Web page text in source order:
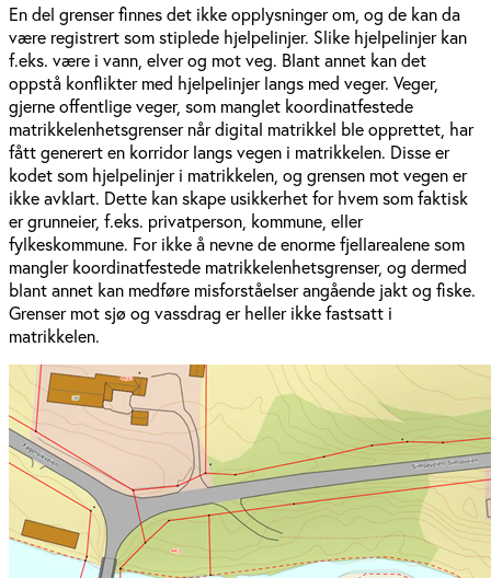
En del grenser finnes det ikke opplysninger om, og de kan da
være registrert som stiplede hjelpelinjer. Slike hjelpelinjer kan
f.eks. være i vann, elver og mot veg. Blant annet kan det
oppstå konflikter med hjelpelinjer langs med veger. Veger,
gjerne offentlige veger, som manglet koordinatfestede
matrikkelenhetsgrenser når digital matrikkel ble opprettet, har
fått generert en korridor langs vegen i matrikkelen. Disse er
kodet som hjelpelinjer i matrikkelen, og grensen mot vegen er
ikke avklart. Dette kan skape usikkerhet for hvem som faktisk
er grunneier, f.eks. privatperson, kommune, eller
fylkeskommune. For ikke å nevne de enorme fjellarealene som
mangler koordinatfestede matrikkelenhetsgrenser, og dermed
blant annet kan medføre misforståelser angående jakt og fiske.
Grenser mot sjø og vassdrag er heller ikke fastsatt i
matrikkelen.